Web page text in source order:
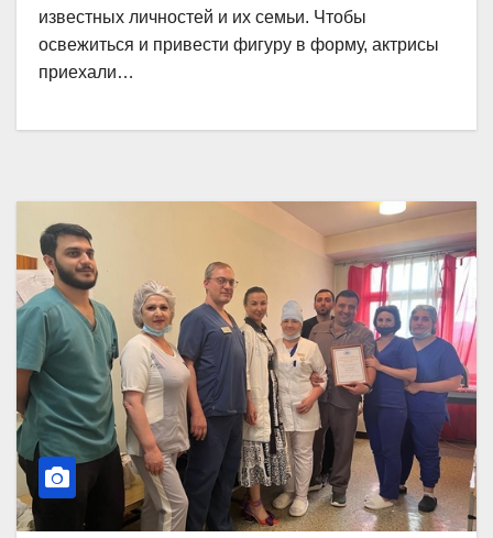
известных личностей и их семьи. Чтобы
освежиться и привести фигуру в форму, актрисы
приехали…